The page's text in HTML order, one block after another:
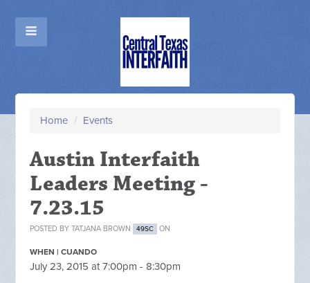
Home / Events
Austin Interfaith
Leaders Meeting -
7.23.15
POSTED BYTATJANA BROWN 49SC ON
WHEN | CUANDO
July 23, 2015 at 7:00pm - 8:30pm